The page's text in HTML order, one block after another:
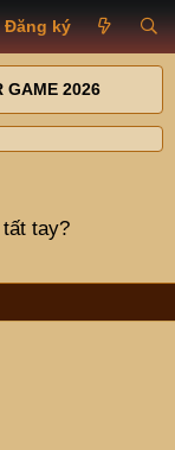
Đăng ký
GAME 2026
tay?